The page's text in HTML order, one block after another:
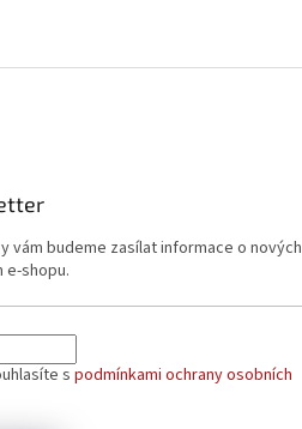
vám budeme zasílat informace o nových
e-shopu.
spodmínkami ochrany osobních